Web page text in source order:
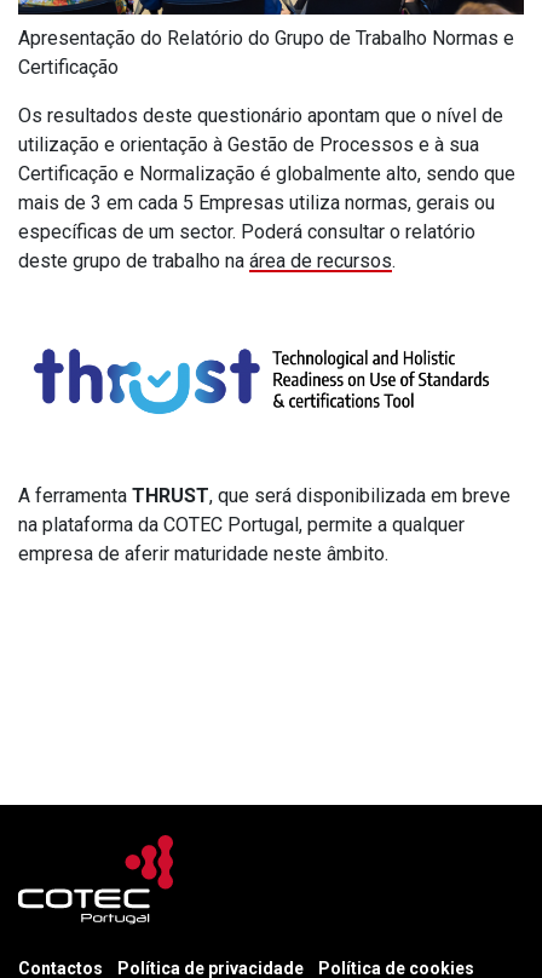
Apresentação do Relatório do Grupo de Trabalho Normas e
Certificação
Os resultados deste questionário apontam que o nível de
utilização e orientação à Gestão de Processos e à sua
Certificação e Normalização é globalmente alto, sendo que
mais de 3 em cada 5 Empresas utiliza normas, gerais ou
específicas de um sector. Poderá consultar o relatório
deste grupo de trabalho na área de recursos.
A ferramenta THRUST, que será disponibilizada em breve
na plataforma da COTEC Portugal, permite a qualquer
empresa de aferir maturidade neste âmbito.
Contactos Política de privacidade Política de cookies